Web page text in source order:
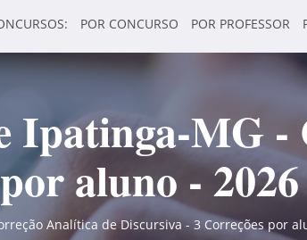
POR CONCURSO POR PROFESSOR
Ipatinga-MG -
aluno -
Analítica de Discursiva - 3 Correções por